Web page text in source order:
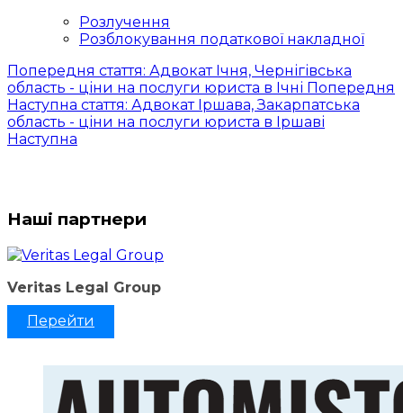
Розлучення
Розблокування податкової накладної
Попередня стаття: Адвокат Ічня, Чернігівська
область - ціни на послуги юриста в Ічні Попередня
Наступна стаття: Адвокат Іршава, Закарпатська
область - ціни на послуги юриста в Іршаві
Наступна
Наші партнери
Veritas Legal Group
Перейти